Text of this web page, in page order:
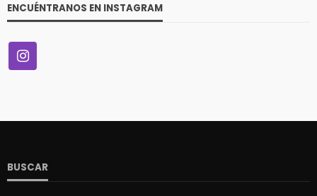
ENCUÉNTRANOS EN INSTAGRAM
BUSCAR